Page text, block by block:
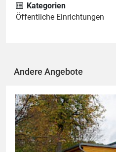
Kategorien
Öffentliche Einrichtungen
Andere Angebote